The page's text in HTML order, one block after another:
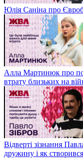
Юлія Саніна про
Алла Мартинюк про
втрату близьких на
Відверті зізнання
дружину і як